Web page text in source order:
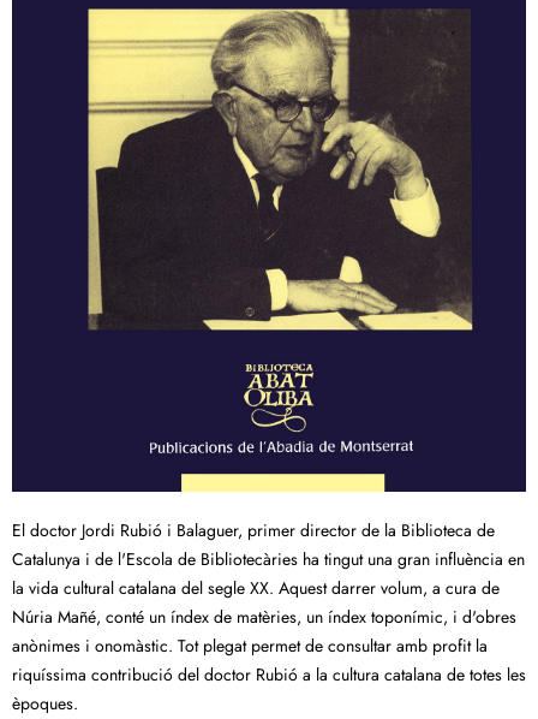
El doctor Jordi Rubió i Balaguer, primer director de la Biblioteca de
Catalunya i de l'Escola de Bibliotecàries ha tingut una gran influència en
la vida cultural catalana del segle XX. Aquest darrer volum, a cura de
Núria Mañé, conté un índex de matèries, un índex toponímic, i d'obres
anònimes i onomàstic. Tot plegat permet de consultar amb profit la
riquíssima contribució del doctor Rubió a la cultura catalana de totes les
èpoques.